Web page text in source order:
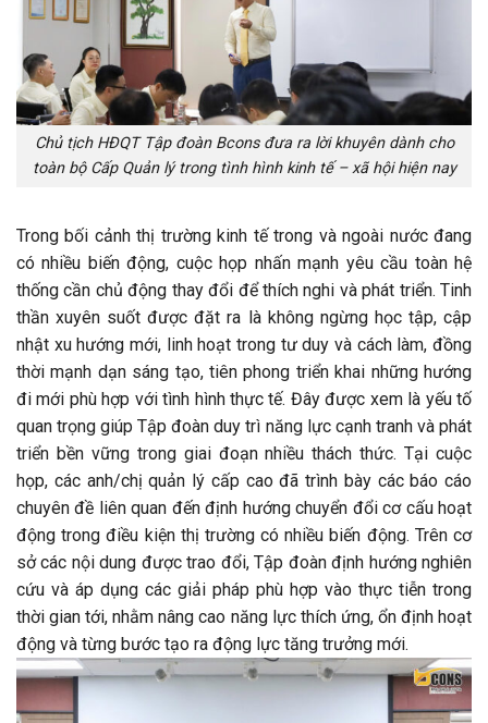
Chủ tịch HĐQT Tập đoàn Bcons đưa ra lời khuyên dành cho
toàn bộ Cấp Quản lý trong tình hình kinh tế – xã hội hiện nay
Trong bối cảnh thị trường kinh tế trong và ngoài nước đang
có nhiều biến động, cuộc họp nhấn mạnh yêu cầu toàn hệ
thống cần chủ động thay đổi để thích nghi và phát triển. Tinh
thần xuyên suốt được đặt ra là không ngừng học tập, cập
nhật xu hướng mới, linh hoạt trong tư duy và cách làm, đồng
thời mạnh dạn sáng tạo, tiên phong triển khai những hướng
đi mới phù hợp với tình hình thực tế. Đây được xem là yếu tố
quan trọng giúp Tập đoàn duy trì năng lực cạnh tranh và phát
triển bền vững trong giai đoạn nhiều thách thức. Tại cuộc
họp, các anh/chị quản lý cấp cao đã trình bày các báo cáo
chuyên đề liên quan đến định hướng chuyển đổi cơ cấu hoạt
động trong điều kiện thị trường có nhiều biến động. Trên cơ
sở các nội dung được trao đổi, Tập đoàn định hướng nghiên
cứu và áp dụng các giải pháp phù hợp vào thực tiễn trong
thời gian tới, nhằm nâng cao năng lực thích ứng, ổn định hoạt
động và từng bước tạo ra động lực tăng trưởng mới.